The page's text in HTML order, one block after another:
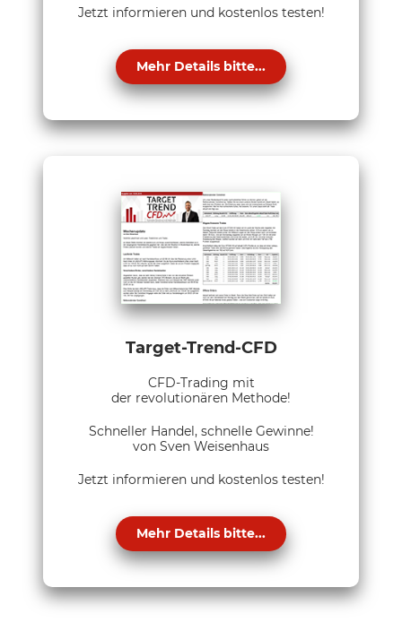
Jetzt informieren und kostenlos testen!
Mehr Details bitte...
Target-Trend-CFD
CFD-Trading mit
der revolutionären Methode!
Schneller Handel, schnelle Gewinne!
von Sven Weisenhaus
Jetzt informieren und kostenlos testen!
Mehr Details bitte...